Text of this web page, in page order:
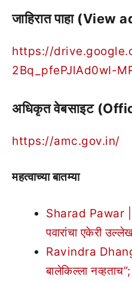
जाहिरात पाहा (View
https://
2Bq_pfePJlAd0wI-
अधिकृत वेबसाइट
https://amc.gov.in/
महत्वाच्या बातम्या
Sharad Pawar |
पवारांचा एकेरी
Ravindra
बालेकिल्ला